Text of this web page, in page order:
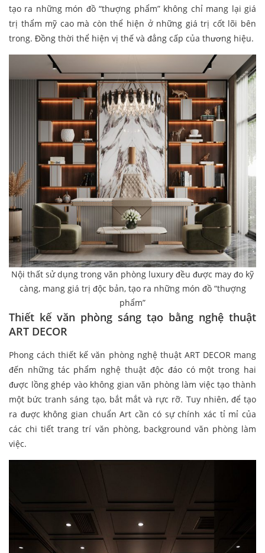
tạo ra những món đồ “thượng phẩm” không chỉ mang lại giá
trị thẩm mỹ cao mà còn thể hiện ở những giá trị cốt lõi bên
trong. Đồng thời thể hiện vị thế và đẳng cấp của thương hiệu.
Nội thất sử dụng trong văn phòng luxury đều được may đo kỹ
càng, mang giá trị độc bản, tạo ra những món đồ “thượng
phẩm”
Thiết kế văn phòng sáng tạo bằng nghệ thuật
ART DECOR
Phong cách thiết kế văn phòng nghệ thuật ART DECOR mang
đến những tác phẩm nghệ thuật độc đáo có một trong hai
được lồng ghép vào không gian văn phòng làm việc tạo thành
một bức tranh sáng tạo, bắt mắt và rực rỡ. Tuy nhiên, để tạo
ra được không gian chuẩn Art cần có sự chính xác tỉ mỉ của
các chi tiết trang trí văn phòng, background văn phòng làm
việc.